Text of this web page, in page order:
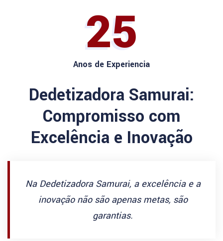
25
Anos de Experiencia
Dedetizadora Samurai:
Compromisso com
Excelência e Inovação
Na Dedetizadora Samurai, a excelência e a
inovação não são apenas metas, são
garantias.